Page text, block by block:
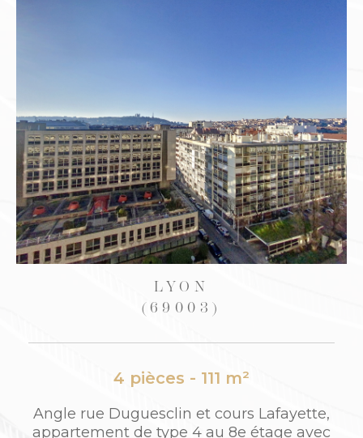
CALUIRE-ET-CUIRE
(69300)
2 pièces - 61,50 m²
Proche CALUIRE ET CUIRE: "Résidence LY
ON PLAGE" / Quai Joseph Gillet. 5 min Tu